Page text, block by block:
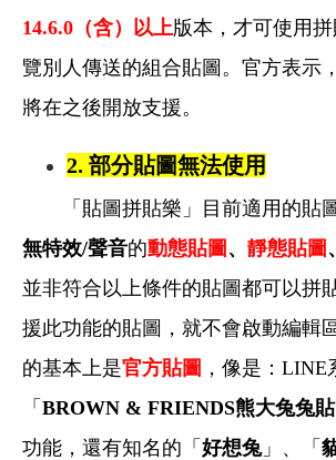
14.6.0 （含）以上版本，才可使用
覽別人傳送的組合貼圖。 官方表示
將在之後開放支援。
2. 部分貼圖無法使用
「貼圖拼貼樂」目前適用的貼
無特效/聲音的動態貼圖 、 靜態貼圖 、
並非符合以上條件的貼圖都可以拼
援此功能的貼圖，就不會啟動編輯區
的基本上是官方貼圖 ，像是：LINE
「 BROWN & FRIENDS熊大兔兔貼
功能，還有知名的「 好想兔」、「